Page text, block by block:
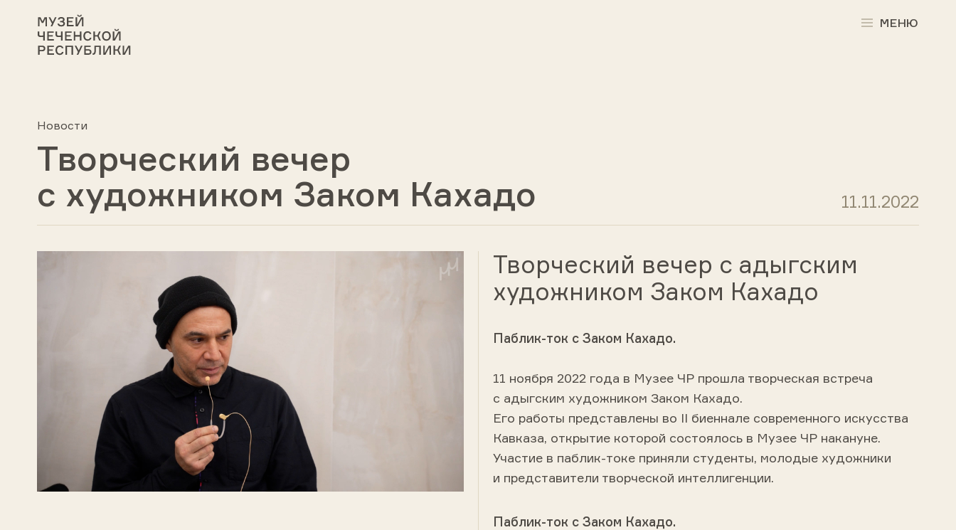
МЕНЮ
Новости
Творческий вечер
c художником Заком Кахадо
11.11.2022
Творческий вечер с адыгским
художником Заком Кахадо
Паблик-ток с Заком Кахадо.
11 ноября 2022 года в Музее ЧР прошла творческая встреча
с адыгским художником Заком Кахадо.
Его работы представлены во II биеннале современного искусства
Кавказа, открытие которой состоялось в Музее ЧР накануне.
Участие в паблик-токе приняли студенты, молодые художники
и представители творческой интеллигенции.
Паблик-ток с Заком Кахадо.